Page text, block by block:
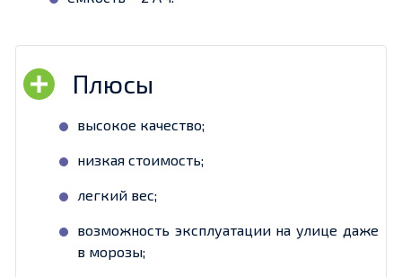
высокое качество;
низкая стоимость;
легкий вес;
возможность эксплуатации на улице даже
в морозы;